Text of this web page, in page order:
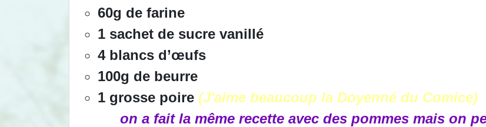
60g de farine
1 sachet de sucre vanillé
4 blancs d’œufs
100g de beurre
1 grosse poire (J'aime beaucoup la Doyenné du Comice)
on a fait la même recette avec des pommes mais on